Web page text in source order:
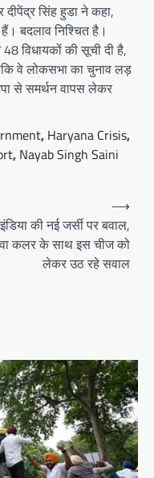
सिंह हुडा ने कहा,
बदलाव निश्चित है।
विधायकों की सूची दी है,
वे लोकसभा का चुनाव लड़
से समर्थन वापस लेकर
, Haryana Crisis,
, Nayab Singh Saini
की नई जर्सी पर बवाल,
कलर के साथ इस चीज को
लेकर उठ रहे सवाल
⟶